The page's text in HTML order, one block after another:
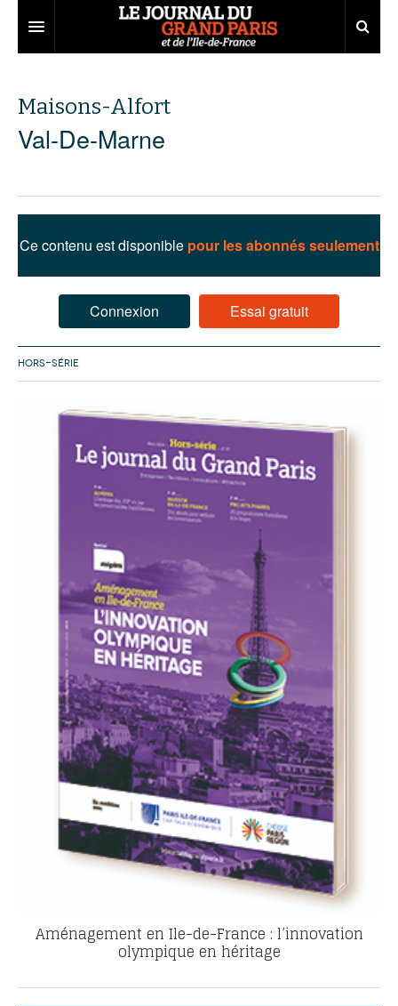
Territoires
Aménagement
Institutions
Services urbains
Entreprises
Emploi
Attractivité
Transport
Marchés publics
75
77
91
92
Carnet
Nominations
Agenda
Les Assises du Grand Paris
Ecouter les épisodes
Lire les résumés
Maisons-Alfort
Val-De-Marne
Ce contenu est disponible pour les abonnés seulement
Connexion Essai gratuit
HORS-SÉRIE
Aménagement en Ile-de-France : l’innovation
olympique en héritage